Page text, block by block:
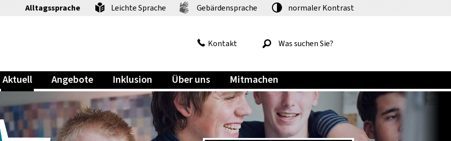
Alltagssprache Leichte Sprache Gebärdensprache normalerKontrast
Kontakt
Aktuell Angebote Inklusion Über uns Mitmachen